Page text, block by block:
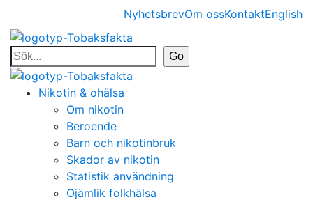
NyhetsbrevOm ossKontaktEnglish
Nikotin & ohälsa
Om nikotin
Beroende
Barn och nikotinbruk
Skador av nikotin
Statistik användning
Ojämlik folkhälsa